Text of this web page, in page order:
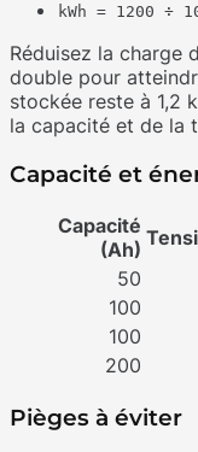
kWh = 1200 ÷
Réduisez la charge
double pour
stockée reste à 1,2
la capacité et de la
Capacité et
Capacité
(Ah)
50
100
100
200
Pièges à éviter